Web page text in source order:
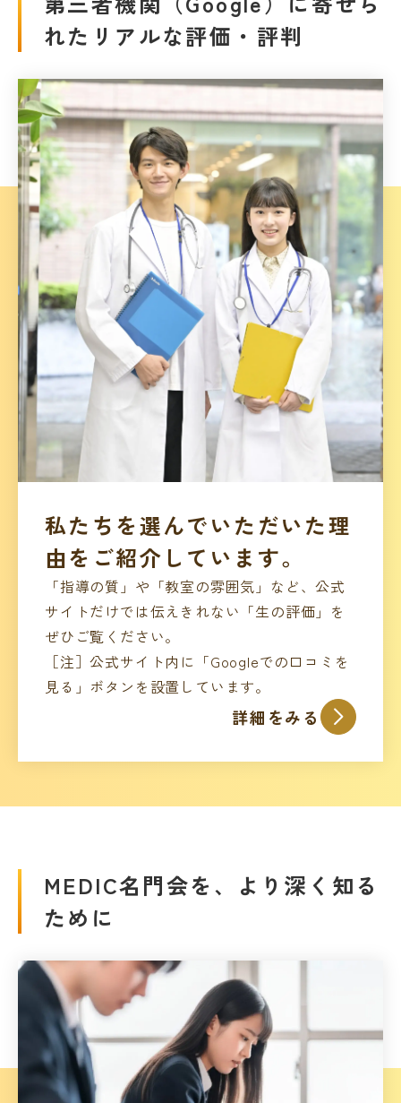
れたリアルな評価・評判
私たちを選んでいただいた理
由をご紹介しています。
「指導の質」や「教室の雰囲気」など、公式
サイトだけでは伝えきれない「生の評価」を
ぜひご覧ください。
［注］公式サイト内に「Googleでの口コミを
見る」ボタンを設置しています。
詳細をみる
MEDIC名門会を、より深く知る
ために